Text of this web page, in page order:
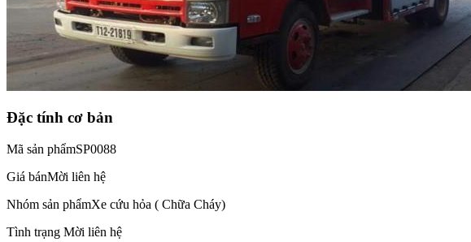
Đặc tính cơ bản
Mã sản phẩmSP0088
Giá bánMời liên hệ
Nhóm sản phẩmXe cứu hỏa ( Chữa Cháy)
Tình trạng Mời liên hệ